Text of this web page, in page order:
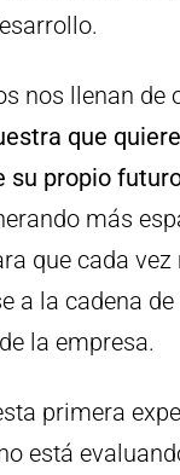
nos llenan de
que
su propio
más
que cada
a la cadena de
la empresa.
primera
está